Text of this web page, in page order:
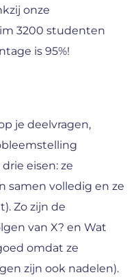
onze
3200 studenten
is 95%!
je deelvragen,
eisen: ze
samen volledig en ze
Zo zijn de
van X? en Wat
omdat ze
zijn ook nadelen).